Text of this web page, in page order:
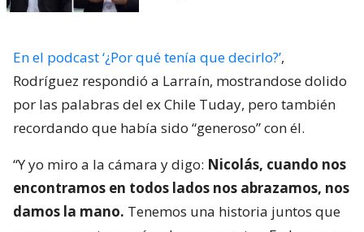
En el podcast ‘¿Por qué tenía que decirlo?’,
Rodríguez respondió a Larraín, mostrandose dolido
por las palabras del ex Chile Tuday, pero también
recordando que había sido “generoso” con él.
“Y yo miro a la cámara y digo: Nicolás, cuando nos
encontramos en todos lados nos abrazamos, nos
damos la mano. Tenemos una historia juntos que